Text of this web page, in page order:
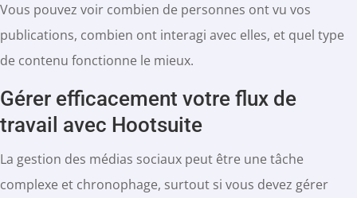
Vous pouvez voir combien de personnes ont vu vos
publications, combien ont interagi avec elles, et quel type
de contenu fonctionne le mieux.
Gérer efficacement votre flux de
travail avec Hootsuite
La gestion des médias sociaux peut être une tâche
complexe et chronophage, surtout si vous devez gérer